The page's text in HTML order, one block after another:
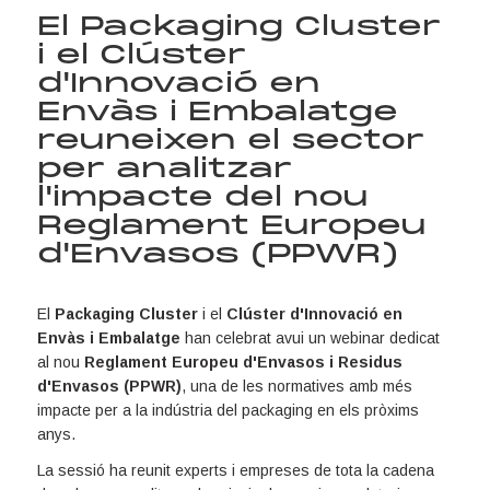
El Packaging Cluster
i el Clúster
d'Innovació en
Envàs i Embalatge
reuneixen el sector
per analitzar
l'impacte del nou
Reglament Europeu
d'Envasos (PPWR)
El Packaging Cluster i el Clúster d'Innovació en
Envàs i Embalatge han celebrat avui un webinar dedicat
al nou Reglament Europeu d'Envasos i Residus
d'Envasos (PPWR), una de les normatives amb més
impacte per a la indústria del packaging en els pròxims
anys.
La sessió ha reunit experts i empreses de tota la cadena